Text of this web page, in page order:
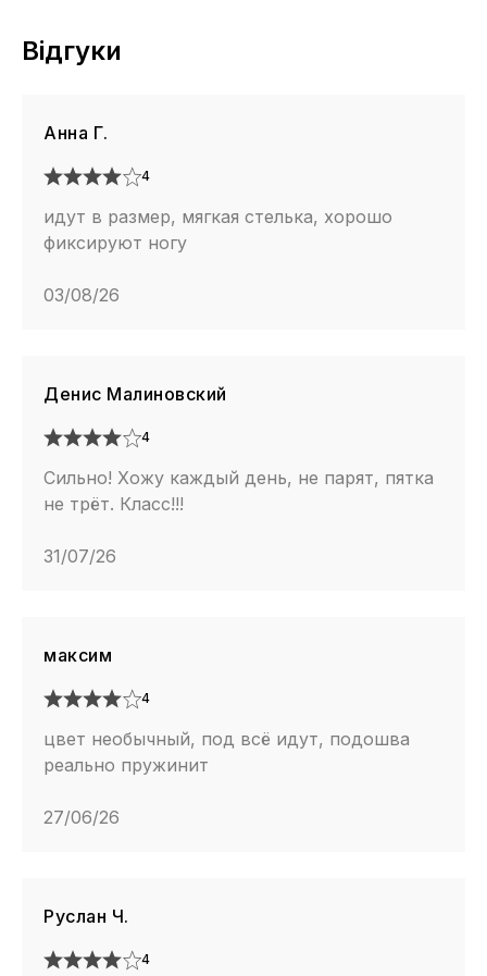
Відгуки
Анна Г.
4
идут в размер, мягкая стелька, хорошо
фиксируют ногу
03/08/26
Денис Малиновский
4
Сильно! Хожу каждый день, не парят, пятка
не трёт. Класс!!!
31/07/26
максим
4
цвет необычный, под всё идут, подошва
реально пружинит
27/06/26
Руслан Ч.
4